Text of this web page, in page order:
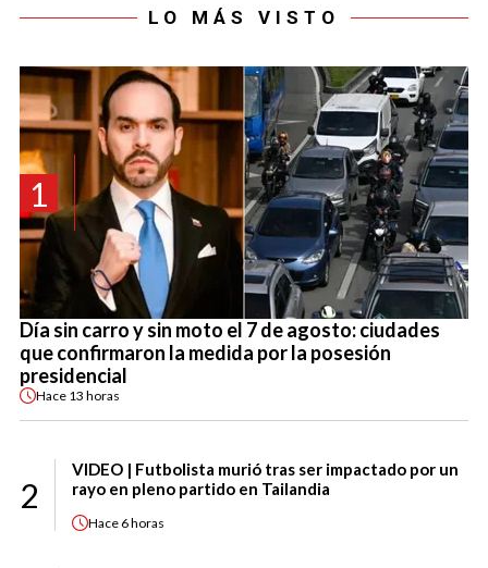
LO MÁS VISTO
1
Día sin carro y sin moto el 7 de agosto: ciudades
que confirmaron la medida por la posesión
presidencial
Hace 13 horas
2
VIDEO | Futbolista murió tras ser impactado por un
rayo en pleno partido en Tailandia
Hace 6 horas